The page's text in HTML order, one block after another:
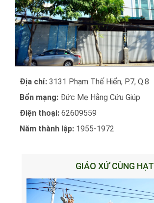
Địa chỉ: 3131 Phạm Thế Hiển, P.7, Q.8
Bổn mạng: Đức Mẹ Hằng Cứu Giúp
Điện thoại: 62609559
Năm thành lập: 1955-1972
GIÁO XỨ CÙNG HẠT